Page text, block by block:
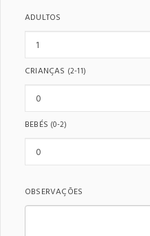
ADULTOS
CRIANÇAS (2-11)
BEBÉS (0-2)
OBSERVAÇÕES